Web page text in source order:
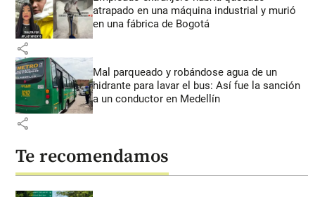
atrapado en una máquina industrial y murió
en una fábrica de Bogotá
share
Mal parqueado y robándose agua de un
hidrante para lavar el bus: Así fue la sanción
a un conductor en Medellín
share
Te recomendamos